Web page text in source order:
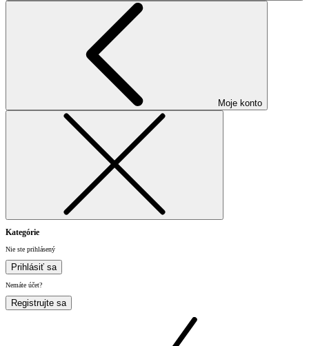
Moje konto
Kategórie
Nie ste prihlásený
Prihlásiť sa
Nemáte účet?
Registrujte sa